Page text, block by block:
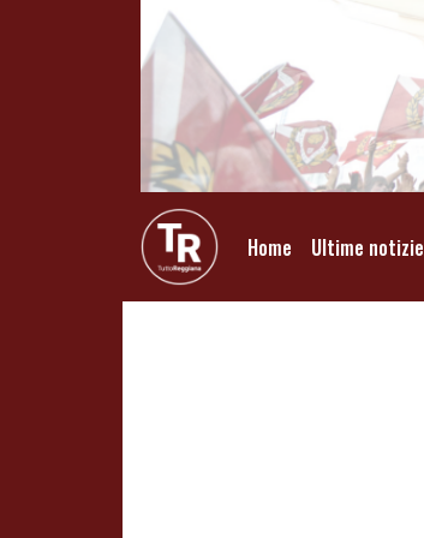
Home Ultime notizie